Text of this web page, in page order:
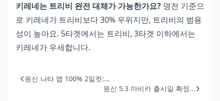
키레네는 트리비 완전 대체가 가능한가요? 명전 기준으
로 키레네가 트리비보다 30% 우위지만, 트리비의 범용
성이 높아요. 5타겟에서는 트리비, 3타겟 이하에서는
키레네가 우세합니다.
원신 나타 맵 100% 2일컷:...
원신 5.3 마비카 출시일 확정...